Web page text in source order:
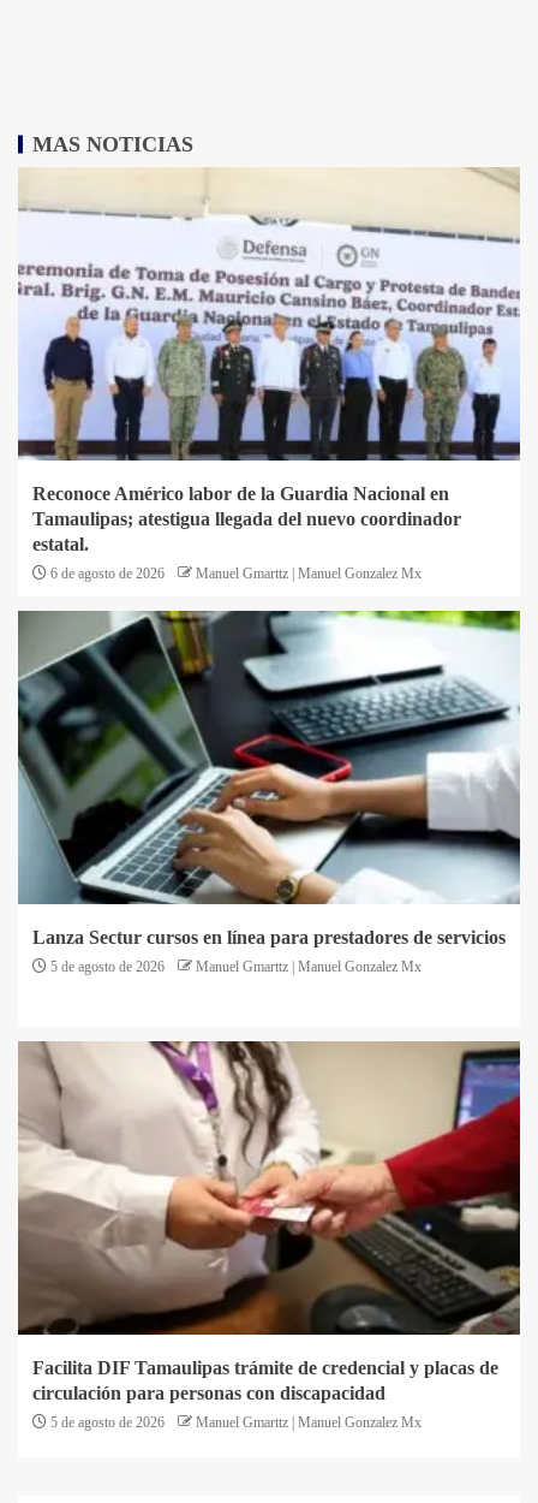
MAS NOTICIAS
Reconoce Américo labor de la Guardia Nacional en
Tamaulipas; atestigua llegada del nuevo coordinador
estatal.
6 de agosto de 2026 Manuel Gmarttz | Manuel Gonzalez Mx
Lanza Sectur cursos en línea para prestadores de servicios
5 de agosto de 2026 Manuel Gmarttz | Manuel Gonzalez Mx
Facilita DIF Tamaulipas trámite de credencial y placas de
circulación para personas con discapacidad
5 de agosto de 2026 Manuel Gmarttz | Manuel Gonzalez Mx